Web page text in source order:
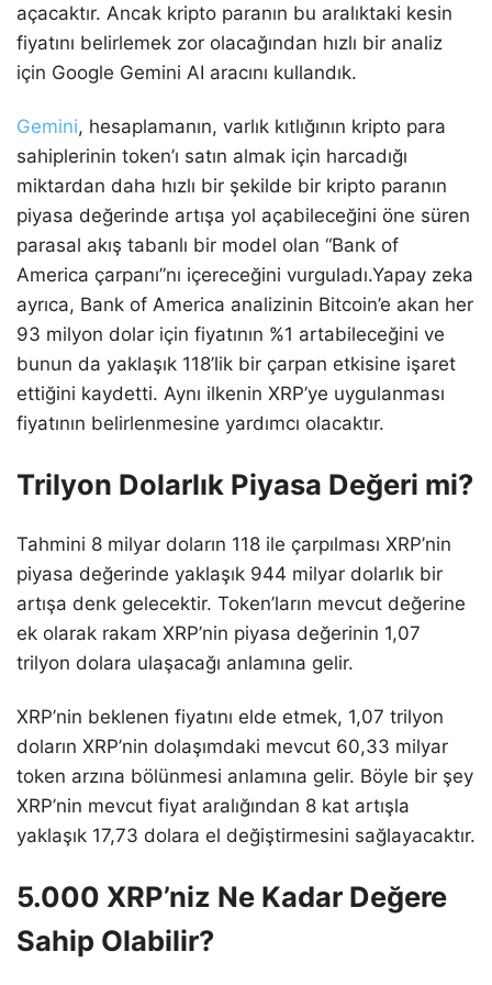
açacaktır. Ancak kripto paranın bu aralıktaki kesin
fiyatını belirlemek zor olacağından hızlı bir analiz
için Google Gemini AI aracını kullandık.
Gemini, hesaplamanın, varlık kıtlığının kripto para
sahiplerinin token’ı satın almak için harcadığı
miktardan daha hızlı bir şekilde bir kripto paranın
piyasa değerinde artışa yol açabileceğini öne süren
parasal akış tabanlı bir model olan “Bank of
America çarpanı”nı içereceğini vurguladı.Yapay zeka
ayrıca, Bank of America analizinin Bitcoin’e akan her
93 milyon dolar için fiyatının %1 artabileceğini ve
bunun da yaklaşık 118’lik bir çarpan etkisine işaret
ettiğini kaydetti. Aynı ilkenin XRP’ye uygulanması
fiyatının belirlenmesine yardımcı olacaktır.
Trilyon Dolarlık Piyasa Değeri mi?
Tahmini 8 milyar doların 118 ile çarpılması XRP’nin
piyasa değerinde yaklaşık 944 milyar dolarlık bir
artışa denk gelecektir. Token’ların mevcut değerine
ek olarak rakam XRP’nin piyasa değerinin 1,07
trilyon dolara ulaşacağı anlamına gelir.
XRP’nin beklenen fiyatını elde etmek, 1,07 trilyon
doların XRP’nin dolaşımdaki mevcut 60,33 milyar
token arzına bölünmesi anlamına gelir. Böyle bir şey
XRP’nin mevcut fiyat aralığından 8 kat artışla
yaklaşık 17,73 dolara el değiştirmesini sağlayacaktır.
5.000 XRP’niz Ne Kadar Değere
Sahip Olabilir?